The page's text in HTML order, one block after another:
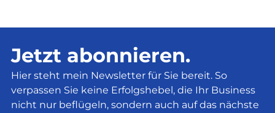
Jetzt abonnieren.
Hier steht mein Newsletter für Sie bereit. So
verpassen Sie keine Erfolgshebel, die Ihr Business
nicht nur beflügeln, sondern auch auf das nächste